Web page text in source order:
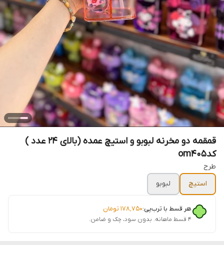
قمقمه دو مخرنه لبوبو و استیچ عمده (بالای ۲۴ عدد )
کدom۴۰5
طرح
استیچ
لبوبو
هر قسط با ترب‌پی:۱۷۸٬۷۵۰ تومان
۴ قسط ماهانه. بدون سود، چک و ضامن.